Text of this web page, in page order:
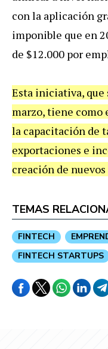
conla aplicación
imponible que en
de $12.000 por
Esta iniciativa, que
marzo,tiene como
la capacitación de
exportaciones e
creación de nuevos
TEMAS
FINTECH
FINTECH STARTUPS